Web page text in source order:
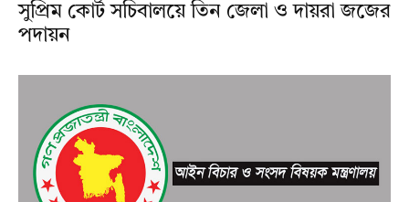
সুপ্রিম কোর্ট সচিবালয়ে তিন জেলা ও দায়রা জজের
পদায়ন